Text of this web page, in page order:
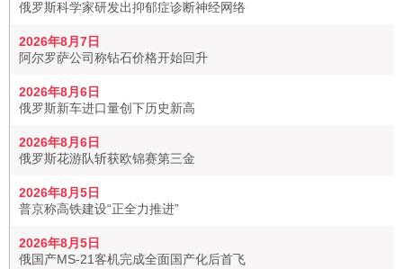
俄罗斯科学家研发出抑郁症诊断神经网络
2026年8月7日
阿尔罗萨公司称钻石价格开始回升
2026年8月6日
俄罗斯新车进口量创下历史新高
2026年8月6日
俄罗斯花游队斩获欧锦赛第三金
2026年8月5日
普京称高铁建设“正全力推进”
2026年8月5日
俄国产MS-21客机完成全面国产化后首飞